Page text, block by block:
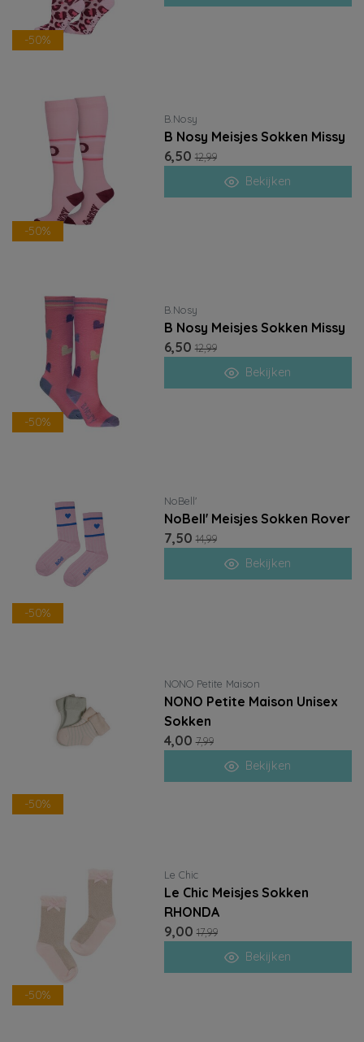
-50%
-50%
B.Nosy
B Nosy Meisjes Sokken Missy
6,50 12,99
Bekijken
-50%
B.Nosy
B Nosy Meisjes Sokken Missy
6,50 12,99
Bekijken
-50%
NoBell'
NoBell' Meisjes Sokken Rover
7,50 14,99
Bekijken
-50%
NONO Petite Maison
NONO Petite Maison Unisex
Sokken
4,00 7,99
Bekijken
-50%
Le Chic
Le Chic Meisjes Sokken
RHONDA
9,00 17,99
Bekijken